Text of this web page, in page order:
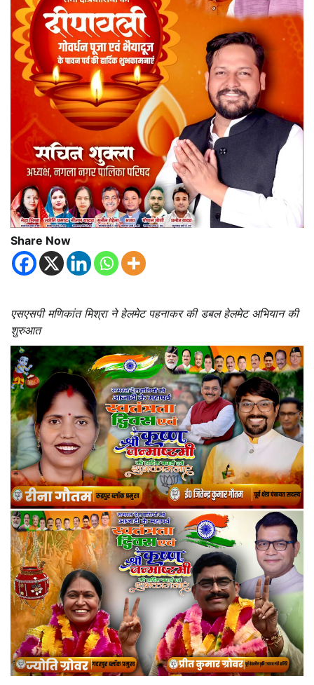
Share Now
एसएसपी मणिकांत मिश्रा ने हेलमेट पहनाकर की डबल हेलमेट अभियान की
शुरुआत